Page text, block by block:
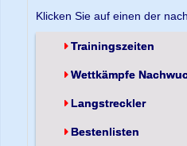
Klicken Sie auf einen der
Trainingszeiten
Wettkämpfe
Langstreckler
Bestenlisten